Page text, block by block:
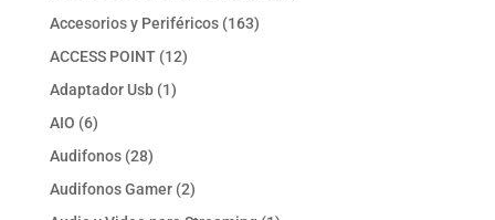
Accesorios y Periféricos 163163
ACCESS POINT 1212
Adaptador Usb 11
AIO 66
productos
Audifonos 2828
productos
Audifonos Gamer 22
productos